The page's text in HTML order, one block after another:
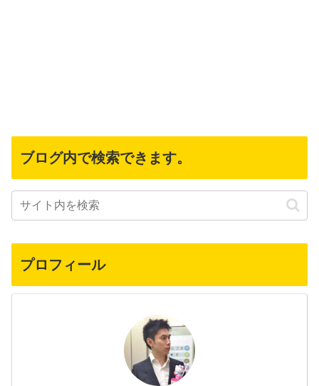
ブログ内で検索できます。
プロフィール